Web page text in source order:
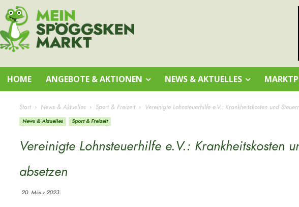
HOME ANGEBOTE & AKTIONEN NEWS & AKTUELLES
Start News & Aktuelles Sport & Freizeit Vereinigte Lohnsteuerhilfe e.V.: Krankheitskosten und
News & Aktuelles Sport & Freizeit
Vereinigte Lohnsteuerhilfe e.V.: Krankheitskosten
absetzen
20. März 2023